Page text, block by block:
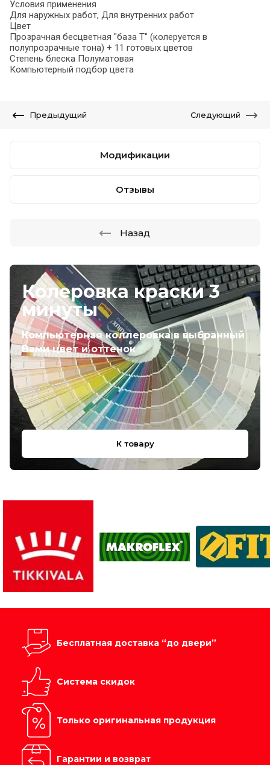
Колеровка краски 3
минуты
Компьютерная коллеровка в выбранный
Вами цвет и оттенок
К товару
Условия применения
Для наружных работ, Для внутренних работ
Цвет
Прозрачная бесцветная "база T" (колеруется в
полупрозрачные тона) + 11 готовых цветов
Степень блеска Полуматовая
Компьютерный подбор цвета
Предыдущий Следующий
Модификации
Отзывы
Назад
Бесплатная доставка “до двери”
Система скидок
Только оригинальная продукция
Гарантии и возврат